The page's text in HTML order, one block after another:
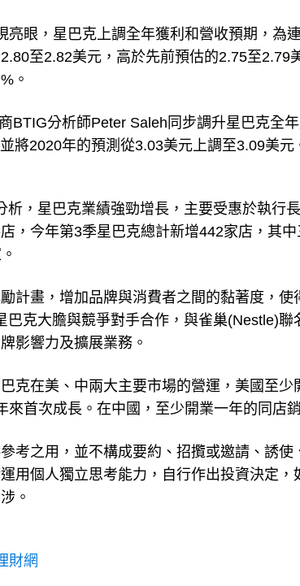
亮眼，星巴克上調全年獲利和營收預期，為
至2.82美元，高於先前預估的2.75至2.79
。
BTIG分析師Peter Saleh同步調升星巴克全
將2020年的預測從3.03美元上調至3.09美元
析，星巴克業績強勁增長，主要受惠於執行
，今年第3季星巴克總計新增442家店，其
計畫，增加品牌與消費者之間的黏著度，
巴克大膽與競爭對手合作，與雀巢(Nestle)
影響力及擴展業務。
克在美、中兩大主要市場的營運，美國至
來首次成長。在中國，至少開業一年的同店
考之用，並不構成要約、招攬或邀請、誘
用個人獨立思考能力，自行作出投資決定
。
財網